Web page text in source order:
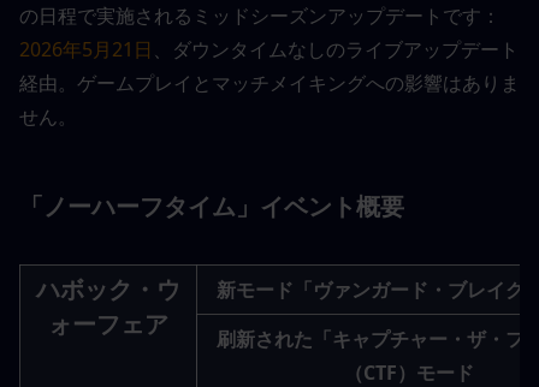
の日程で実施されるミッドシーズンアップデートです：
2026年5月21日 、ダウンタイムなしのライブアップデート
経由。ゲームプレイとマッチメイキングへの影響はありま
せん。
「ノーハーフタイム」イベント概要
ハボック・ウ
ォーフェア
新モード「ヴァンガード・ブレイク
刷新された「キャプチャー・ザ・フ
（CTF）モード